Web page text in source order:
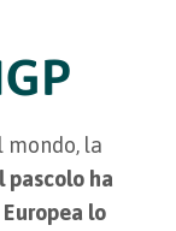
la
pascolo ha
lo